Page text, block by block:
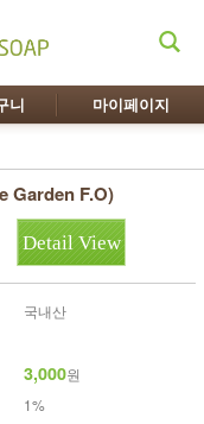
니 마이페이지
Garden F.O)
Detail View
국내산
3,000원
1%